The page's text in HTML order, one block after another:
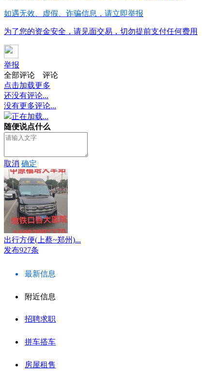
如遇无效、虚假、诈骗信息，请立即举报
为了您的资金安全，请见面交易，切勿提前支付任何费用
举报
全部评论
评论
点击加载更多
还没有评论...
没有更多评论...
正在加载...
随便说点什么
取消 确定
出行方便(上蔡~郑州)...
发布927条
最新信息
附近信息
招聘求职
拼车搭车
房屋租售